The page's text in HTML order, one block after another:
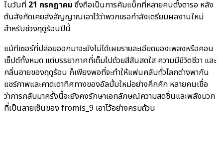
ในวันที่ 21 กรกฎาคม ซึ่งถือเป็นการคัมแบ็กที่หลายคนตั้งตารอ หลัง
ต้นสังกัดเคยส่งสัญญาณเอาไว้ว่าพวกเธอกำลังเตรียมผลงานใหม่
สำหรับช่วงฤดูร้อนปีนี้
แม้ทีเซอร์ที่ปล่อยออกมาจะยังไม่ได้เผยรายละเอียดของเพลงหรือคอน
เซ็ปต์ทั้งหมด แต่บรรยากาศที่เต็มไปด้วยสีสันสดใส ความมีชีวิตชีวา และ
กลิ่นอายของฤดูร้อน ก็เพียงพอที่จะทำให้แฟนคลับทั่วโลกต่างพากัน
แชร์ภาพและคาดเดาทิศทางของอัลบั้มใหม่อย่างคึกคัก หลายคนเชื่อ
ว่าการกลับมาครั้งนี้จะยังคงรักษาเอกลักษณ์ความสดชื่นและพลังบวก
ที่เป็นลายเซ็นของ fromis_9 เอาไว้อย่างครบถ้วน